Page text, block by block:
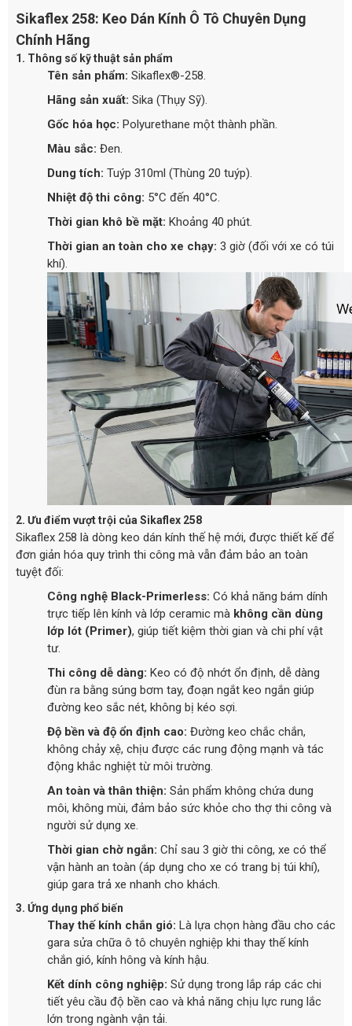
Sikaflex 258: Keo Dán Kính Ô Tô Chuyên Dụng
Chính Hãng
1. Thông số kỹ thuật sản phẩm
Tên sản phẩm: Sikaflex®-258.
Hãng sản xuất: Sika (Thụy Sỹ).
Gốc hóa học: Polyurethane một thành phần.
Màu sắc: Đen.
Dung tích: Tuýp 310ml (Thùng 20 tuýp).
Nhiệt độ thi công: 5°C đến 40°C.
Thời gian khô bề mặt: Khoảng 40 phút.
Thời gian an toàn cho xe chạy: 3 giờ (đối với xe có túi
khí).
2. Ưu điểm vượt trội của Sikaflex 258
Sikaflex 258 là dòng keo dán kính thế hệ mới, được thiết kế để
đơn giản hóa quy trình thi công mà vẫn đảm bảo an toàn
tuyệt đối:
Công nghệ Black-Primerless: Có khả năng bám dính
trực tiếp lên kính và lớp ceramic mà không cần dùng
lớp lót (Primer), giúp tiết kiệm thời gian và chi phí vật
tư.
Thi công dễ dàng: Keo có độ nhớt ổn định, dễ dàng
đùn ra bằng súng bơm tay, đoạn ngắt keo ngắn giúp
đường keo sắc nét, không bị kéo sợi.
Độ bền và độ ổn định cao: Đường keo chắc chắn,
không chảy xệ, chịu được các rung động mạnh và tác
động khắc nghiệt từ môi trường.
An toàn và thân thiện: Sản phẩm không chứa dung
môi, không mùi, đảm bảo sức khỏe cho thợ thi công và
người sử dụng xe.
Thời gian chờ ngắn: Chỉ sau 3 giờ thi công, xe có thể
vận hành an toàn (áp dụng cho xe có trang bị túi khí),
giúp gara trả xe nhanh cho khách.
3. Ứng dụng phổ biến
Thay thế kính chắn gió: Là lựa chọn hàng đầu cho các
gara sửa chữa ô tô chuyên nghiệp khi thay thế kính
chắn gió, kính hông và kính hậu.
Kết dính công nghiệp: Sử dụng trong lắp ráp các chi
tiết yêu cầu độ bền cao và khả năng chịu lực rung lắc
lớn trong ngành vận tải.